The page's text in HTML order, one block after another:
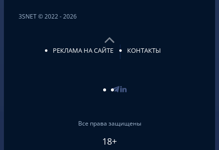
3SNET © 2022 - 2026
РЕКЛАМА НА САЙТЕ КОНТАКТЫ
Все права защищены
18+